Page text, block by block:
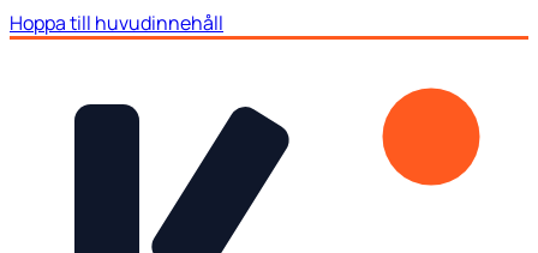
Hoppa till huvudinnehåll